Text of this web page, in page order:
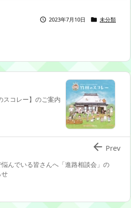
 2023年7月10日  未分類
スコレー】のご案内
んでいる皆さんへ「進路相談会」の
せ
 Prev